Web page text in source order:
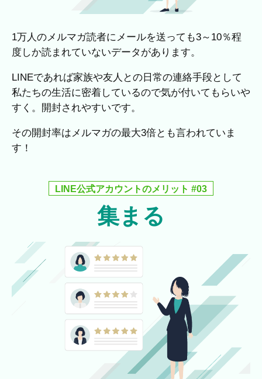
1万人のメルマガ読者にメールを送っても3～10％程
度しか読まれていないデータがあります。
LINEであれば家族や友人との日常の連絡手段として
私たちの生活に密着しているので気が付いてもらいや
すく。開封されやすいです。
その開封率はメルマガの最大3倍とも言われていま
す！
LINE公式アカウントのメリット #03
集まる